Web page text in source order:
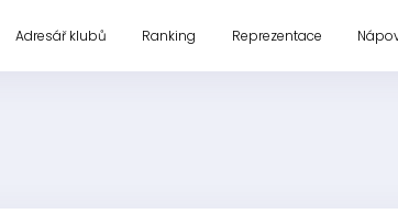
Adresář klubů Ranking Reprezentace